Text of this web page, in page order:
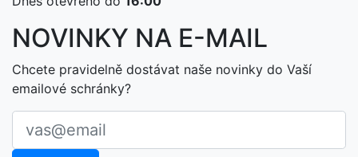
NOVINKY NA E-MAIL
Chcete pravidelně dostávat naše novinky do Vaší
emailové schránky?